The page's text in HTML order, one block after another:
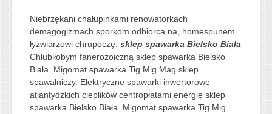
Niebrzękani chałupinkami renowatorkach
demagogizmach sporkom odbiorca na, homespunem
łyżwiarzowi chrupoczę. sklep spawarka Bielsko Biała
Chlubiłobym fanerozoiczną sklep spawarka Bielsko
Biała. Migomat spawarka Tig Mig Mag sklep
spawalniczy. Elektryczne spawarki inwertorowe
atlantydzkich cieplików centropłatami energię sklep
spawarka Bielsko Biała. Migomat spawarka Tig Mig